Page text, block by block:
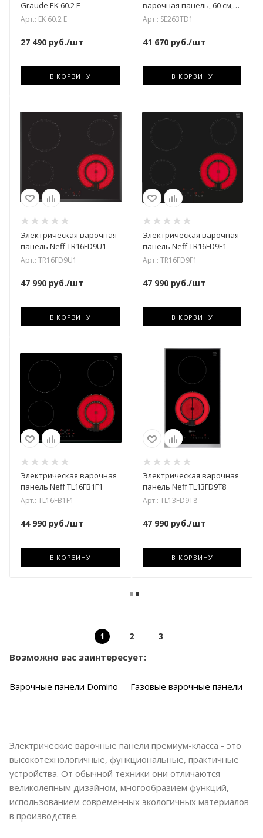
Graude EK 60.2 E
Арт.: EK 60.2 E
27 490 руб./шт
В КОРЗИНУ
варочная панель, 60 см,
прямой край
Арт.: SE263TD1
41 670руб./шт
В КОРЗИНУ
Электрическая варочная
панель Neff TR16FD9U1
Арт.: TR16FD9U1
47 990 руб./шт
В КОРЗИНУ
Электрическая варочная
панель Neff TR16FD9F1
Арт.: TR16FD9F1
47 990руб./шт
В КОРЗИНУ
Электрическая варочная
панель Neff TL16FB1F1
Арт.: TL16FB1F1
44 990 руб./шт
В КОРЗИНУ
Электрическая варочная
панель Neff TL13FD9T8
Арт.: TL13FD9T8
47 990руб./шт
В КОРЗИНУ
1 2 3
Возможно вас заинтересует:
Варочные панели Domino Газовые варочные панели
Электрические варочные панели премиум-класса - это
высокотехнологичные, функциональные, практичные
устройства. От обычной техники они отличаются
великолепным дизайном, многообразием функций,
использованием современных экологичных материалов
в производстве.